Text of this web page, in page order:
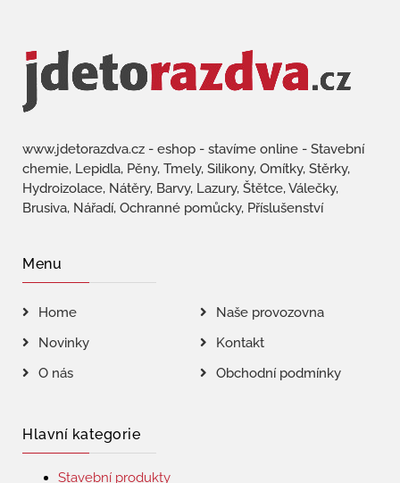
www.jdetorazdva.cz - eshop - stavíme online - Stavební
chemie, Lepidla, Pěny, Tmely, Silikony, Omítky, Stěrky,
Hydroizolace, Nátěry, Barvy, Lazury, Štětce, Válečky,
Brusiva, Nářadí, Ochranné pomůcky, Příslušenství
Menu
Home
Naše provozovna
Novinky
Kontakt
O nás
Obchodní podmínky
Hlavní kategorie
Stavební produkty